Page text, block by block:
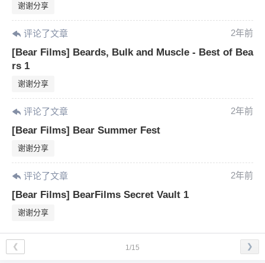
谢谢分享
评论了文章 2年前
[Bear Films] Beards, Bulk and Muscle - Best of Bea
rs 1
谢谢分享
评论了文章 2年前
[Bear Films] Bear Summer Fest
谢谢分享
评论了文章 2年前
[Bear Films] BearFilms Secret Vault 1
谢谢分享
1/15
❮ ❯